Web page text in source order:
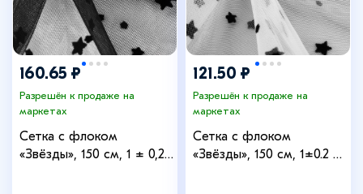
160.65 ₽
Разрешён к продаже на
маркетах
Сетка с флоком
«Звёзды», 150 см, 1 ± 0,2
121.50 ₽
Разрешён к продаже на
маркетах
Сетка с флоком
«Звёзды», 150 см, 1±0.2 м,